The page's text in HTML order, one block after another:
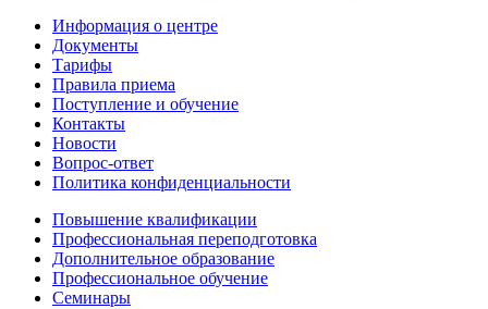
Информация о центре
Документы
Тарифы
Правила приема
Поступление и обучение
Контакты
Новости
Вопрос-ответ
Политика конфиденциальности
Повышение квалификации
Профессиональная переподготовка
Дополнительное образование
Профессиональное обучение
Семинары